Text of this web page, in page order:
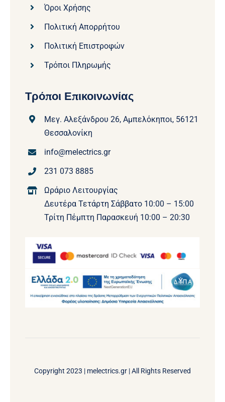
Όροι Χρήσης
Πολιτική Απορρήτου
Πολιτική Επιστροφών
Τρόποι Πληρωμής
Τρόποι Επικοινωνίας
Μεγ. Αλεξάνδρου 26, Αμπελόκηποι, 56121
Θεσσαλονίκη
info@melectrics.gr
231 073 8885
Ωράριο Λειτουργίας
Δευτέρα Τετάρτη Σάββατο 10:00 – 15:00
Τρίτη Πέμπτη Παρασκευή 10:00 – 20:30
Copyright 2023 | melectrics.gr | All Rights Reserved